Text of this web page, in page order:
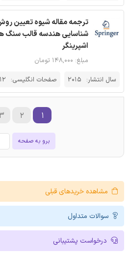
ترجمه مقاله شیوه تعیین
شناسایی هندسه قالب سنگ
اشپرینگر
مبلغ: ۱۴۸,۰۰۰ تومان
سال انتشار: 2015 صفحات انگلیسی: 12
برو به صفحه
۱ ۲
مشاهده خریدهای قبلی
سوالات متداول
درخواست پشتیبانی